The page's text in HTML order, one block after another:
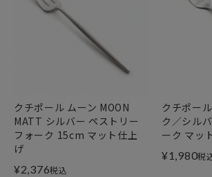
クチポール ムーン MOON
MATT シルバー ペストリー
フォーク 15cm マット仕上
げ
¥2,376税込
クチポー
ク／シル
ーク マッ
¥1,980税